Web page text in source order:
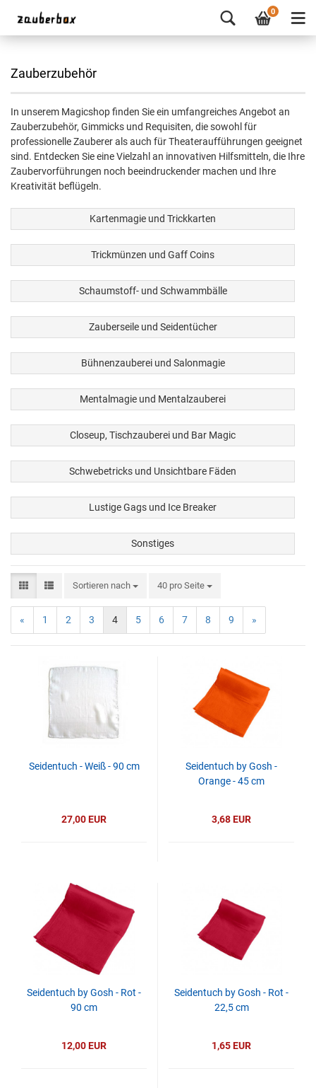
0
Zauberzubehör
In unserem Magicshop finden Sie ein umfangreiches Angebot an
Zauberzubehör, Gimmicks und Requisiten, die sowohl für
professionelle Zauberer als auch für Theateraufführungen geeignet
sind. Entdecken Sie eine Vielzahl an innovativen Hilfsmitteln, die Ihre
Zaubervorführungen noch beeindruckender machen und Ihre
Kreativität beflügeln.
Kartenmagie und Trickkarten
Trickmünzen und Gaff Coins
Schaumstoff- und Schwammbälle
Zauberseile und Seidentücher
Bühnenzauberei und Salonmagie
Mentalmagie und Mentalzauberei
Closeup, Tischzauberei und Bar Magic
Schwebetricks und Unsichtbare Fäden
Lustige Gags und Ice Breaker
Sonstiges
Sortieren nach 40 pro Seite
« 1 2 3 4 5 6 7 8 9 »
Seidentuch - Weiß - 90 cm
27,00 EUR
Seidentuch by Gosh -
Orange - 45 cm
3,68 EUR
Seidentuch by Gosh - Rot -
90 cm
12,00 EUR
Seidentuch by Gosh - Rot -
22,5 cm
1,65 EUR